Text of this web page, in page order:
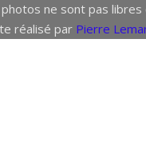
ne sont pas
réalisé par Pierre